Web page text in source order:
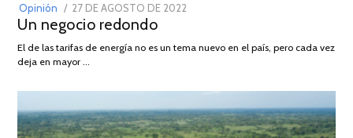
Opinión
POSTED
ON
27 DE AGOSTO DE 2022
DE
Un negocio redondo
El de las tarifas de energía no es un tema nuevo en el país, pero cada vez
deja en mayor …